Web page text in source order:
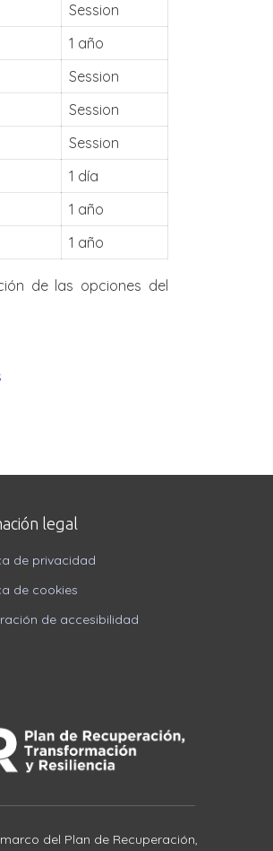
Session
1 año
Session
Session
Session
1 día
1 año
1 año
de las opciones del
legal
de privacidad
de cookies
de accesibilidad
del Plan de Recuperación,